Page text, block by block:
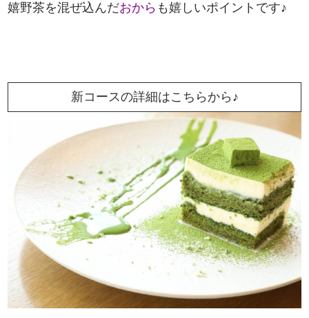
嬉野茶を混ぜ込んだおから も嬉しいポイントです♪
新コースの詳細はこちらから♪